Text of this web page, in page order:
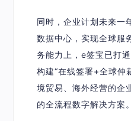
同时，企业计划未来一
数据中心，实现全球服
务能力上，e签宝已打
构建“在线签署+全球仲
境贸易、海外经营的企
的全流程数字解决方案。